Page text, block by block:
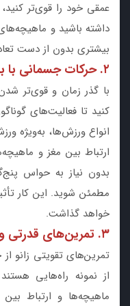
عمقی خود را قوی‌تر
داشته باشید و
بیشتری بدون از دست
۲. حرکات جسمانی با بسته نگه داشتن چشم‌ها
با گذر زمان و قوی‌تر
کنید تا فعالیت‌های
انواع ورزش‌ها، به‌ویژه
ارتباط بین مغز و
بدون نیاز به حواس
مطمئن شوید. این کار
خواهد گذاشت.
۳. تمرین‌های قدرتی و تقویت‌کننده
تمرین‌های تقویتی زانو
از نمونه راه‌هایی
ماهیچه‌ها و ارتباط